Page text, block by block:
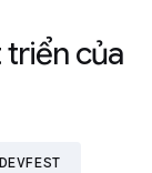
của
DEVFEST